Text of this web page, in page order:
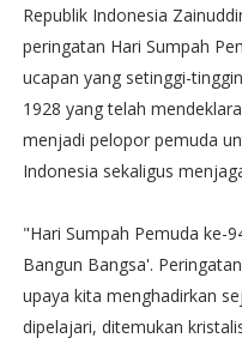
Republik Indonesia
peringatan Hari Sumpah
ucapan yang setinggi-
1928 yang telah
menjadi pelopor pemuda
Indonesia sekaligus
"Hari Sumpah Pemuda ke-
Bangun Bangsa'.
upaya kita menghadirkan
dipelajari, ditemukan